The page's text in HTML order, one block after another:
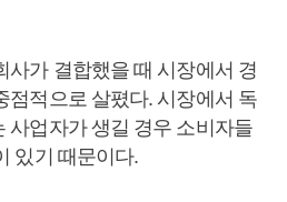
사가 결합했을 때 시장에서 경
점적으로 살폈다. 시장에서 독
사업자가 생길 경우 소비자들
있기 때문이다.